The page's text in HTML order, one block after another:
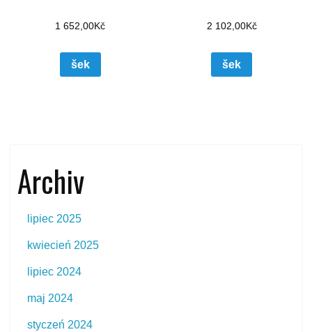
1 652,00Kč
šek
2 102,00Kč
šek
Archiv
lipiec 2025
kwiecień 2025
lipiec 2024
maj 2024
styczeń 2024